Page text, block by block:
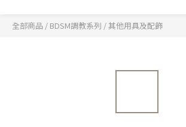
全部商品 / BDSM調教系列 /其他用具及配飾